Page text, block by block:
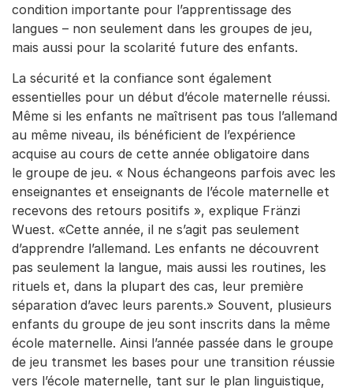
condition importante pour l’apprentissage des
langues – ­non seulement dans les groupes de jeu,
mais aussi pour la scolarité future des enfants.
La sécurité et la confiance sont également
essentielles pour un début d’école maternelle réussi.
Même si les enfants ne maîtrisent pas tous l’allemand
au même niveau, ils bénéficient de l’expérience
acquise au cours de cette année obligatoire dans
le groupe de jeu. « Nous échangeons parfois avec les
enseignantes et enseignants de l’école maternelle et
recevons des retours positifs », explique Fränzi
Wuest. «Cette année, il ne s’agit pas seulement
d’apprendre l’allemand. Les enfants ne découvrent
pas seulement la langue, mais aussi les routines, les
rituels et, dans la plupart des cas, leur première
séparation d’avec leurs parents.» Souvent, plusieurs
enfants du groupe de jeu sont inscrits dans la même
école maternelle. Ainsi l’année passée dans le groupe
de jeu transmet les bases pour une transition réussie
vers l’école maternelle, tant sur le plan linguistique,